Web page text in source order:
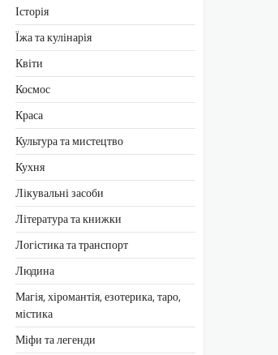
Історія
Їжа та кулінарія
Квіти
Космос
Краса
Культура та мистецтво
Кухня
Лікувальні засоби
Література та книжки
Логістика та транспорт
Людина
Магія, хіромантія, езотерика, таро,
містика
Міфи та легенди